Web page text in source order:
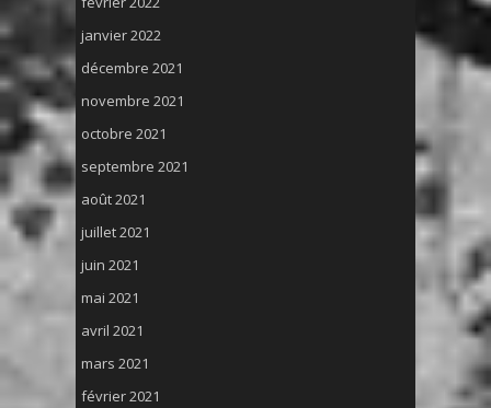
janvier 2022
décembre 2021
novembre 2021
octobre 2021
septembre 2021
août 2021
juillet 2021
juin 2021
mai 2021
avril 2021
mars 2021
février 2021